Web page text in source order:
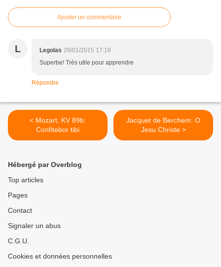
Ajouter un commentaire
L Legolas 26/01/2015 17:18
Superbe! Très utile pour apprendre
Répondre
< Mozart, KV 89b:
Confitebor tibi
Jacquet de Berchem: O
Jesu Christe >
Hébergé par Overblog
Top articles
Pages
Contact
Signaler un abus
C.G.U.
Cookies et données personnelles